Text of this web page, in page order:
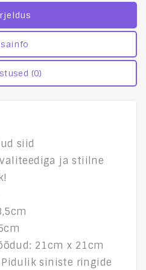
(0)
siid
ja stiilne
21cm x 21cm
siniste ringide